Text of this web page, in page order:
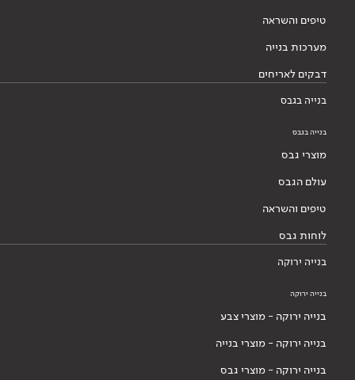
טיפים והשראה
מערכות בנייה
דבקים לאריחים
בנייה בגבס
בנייה בגבס
מוצרי גבס
עולם הגבס
טיפים והשראה
לוחות גבס
בנייה ירוקה
בנייה ירוקה
בנייה ירוקה - מוצרי צבע
בנייה ירוקה - מוצרי בנייה
בנייה ירוקה - מוצרי גבס